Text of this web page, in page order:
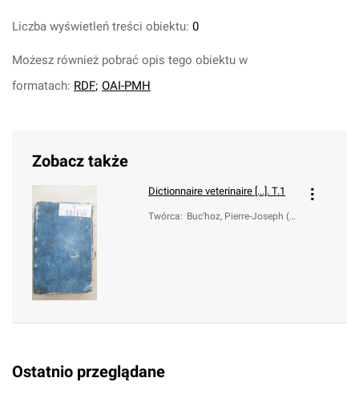
Liczba wyświetleń treści obiektu: 0
Możesz również pobrać opis tego obiektu w
formatach: RDF; OAI-PMH
Zobacz także
Dictionnaire veterinaire [...]. T.1
Twórca: Buc'hoz, Pierre-Joseph (1
Ostatnio przeglądane